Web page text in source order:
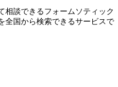
相談できるフォームソティック
全国から検索できるサービスで